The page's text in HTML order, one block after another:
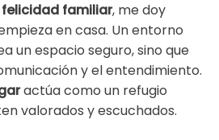
felicidad familiar, me doy
en casa. Un entorno
un espacio seguro, sino que
y el entendimiento.
actúa como un refugio
valorados y escuchados.